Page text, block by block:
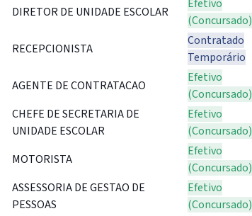
DIRETOR DE UNIDADE ESCOLAR
Efetivo
(Concursado)
RECEPCIONISTA
Contratado
Temporário
AGENTE DE CONTRATACAO
Efetivo
(Concursado)
CHEFE DE SECRETARIA DE
UNIDADE ESCOLAR
Efetivo
(Concursado)
MOTORISTA
Efetivo
(Concursado)
ASSESSORIA DE GESTAO DE
PESSOAS
Efetivo
(Concursado)